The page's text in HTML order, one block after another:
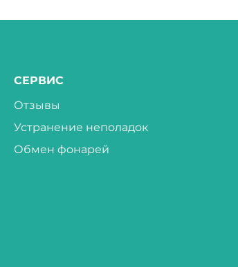
СЕРВИС
Отзывы
Устранение неполадок
Обмен фонарей